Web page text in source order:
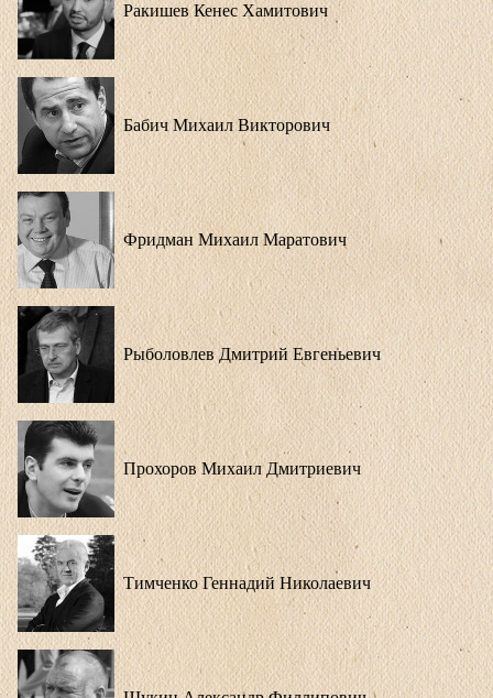
Ракишев Кенес Хамитович
Бабич Михаил Викторович
Фридман Михаил Маратович
Рыболовлев Дмитрий Евгеньевич
Прохоров Михаил Дмитриевич
Тимченко Геннадий Николаевич